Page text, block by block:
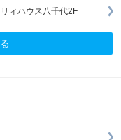
ィハウス八千代2F